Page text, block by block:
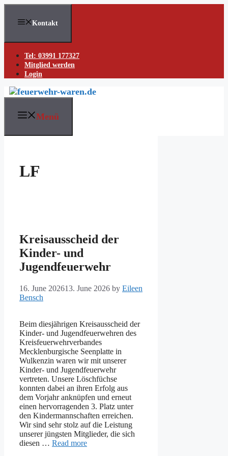
Skip
content
Kontakt
Tel: 03991 177327
Mitglied werden
Login
Menü
LF
Kreisausscheid der
Kinder- und
Jugendfeuerwehr
16. June 202613. June 2026 by Eileen
Bensch
Beim diesjährigen Kreisausscheid der
Kinder- und Jugendfeuerwehren des
Kreisfeuerwehrverbandes
Mecklenburgische Seenplatte in
Wulkenzin waren wir mit unserer
Kinder- und Jugendfeuerwehr
vertreten. Unsere Löschfüchse
konnten dabei an ihren Erfolg aus
dem Vorjahr anknüpfen und erneut
einen hervorragenden 3. Platz unter
den Kindermannschaften erreichen.
Wir sind sehr stolz auf die Leistung
unserer jüngsten Mitglieder, die sich
diesen … Read more